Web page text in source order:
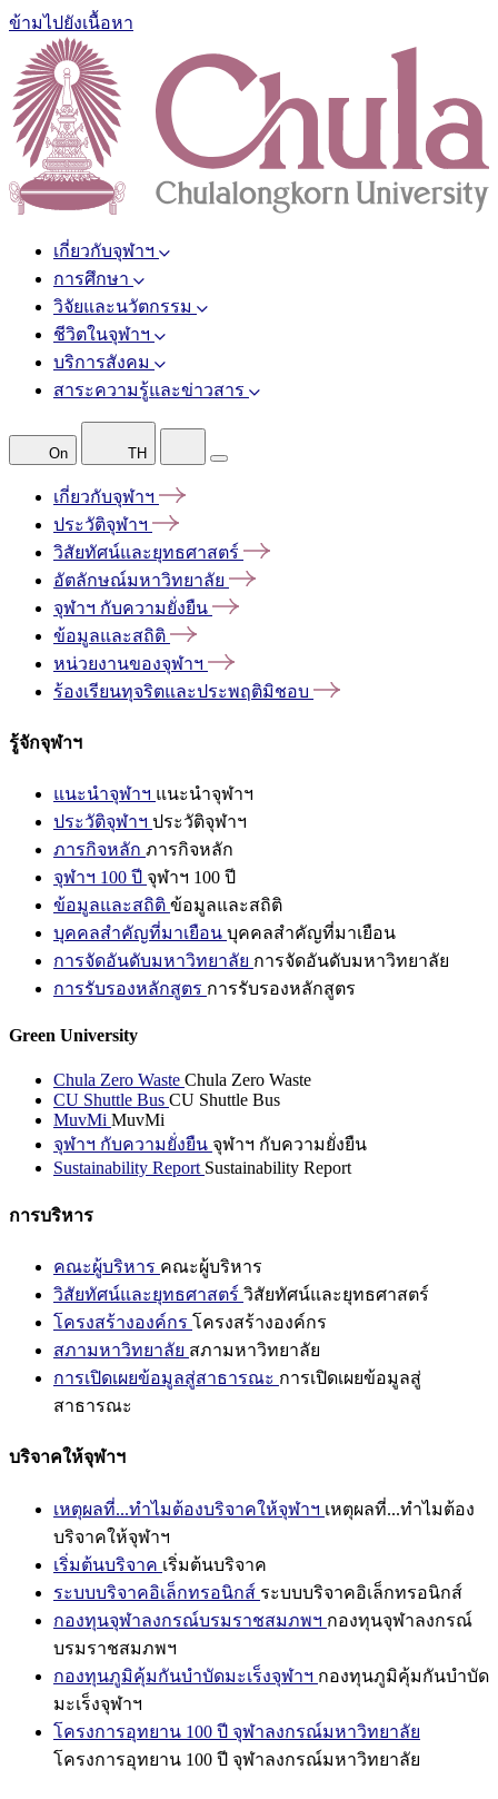
ข้ามไปยังเนื้อหา
เกี่ยวกับจุฬาฯ
การศึกษา
วิจัยและนวัตกรรม
ชีวิตในจุฬาฯ
บริการสังคม
สาระความรู้และข่าวสาร
On TH
เกี่ยวกับจุฬาฯ
ประวัติจุฬาฯ
วิสัยทัศน์และยุทธศาสตร์
อัตลักษณ์มหาวิทยาลัย
จุฬาฯ กับความยั่งยืน
ข้อมูลและสถิติ
หน่วยงานของจุฬาฯ
ร้องเรียนทุจริตและประพฤติมิชอบ
รู้จักจุฬาฯ
แนะนำจุฬาฯ แนะนำจุฬาฯ
ประวัติจุฬาฯ ประวัติจุฬาฯ
ภารกิจหลัก ภารกิจหลัก
จุฬาฯ 100 ปี จุฬาฯ 100 ปี
ข้อมูลและสถิติ ข้อมูลและสถิติ
บุคคลสำคัญที่มาเยือน บุคคลสำคัญที่มาเยือน
การจัดอันดับมหาวิทยาลัย การจัดอันดับมหาวิทยาลัย
การรับรองหลักสูตร การรับรองหลักสูตร
Green University
Chula Zero Waste Chula Zero Waste
CU Shuttle Bus CU Shuttle Bus
MuvMi MuvMi
จุฬาฯ กับความยั่งยืน จุฬาฯ กับความยั่งยืน
Sustainability Report Sustainability Report
การบริหาร
คณะผู้บริหาร คณะผู้บริหาร
วิสัยทัศน์และยุทธศาสตร์ วิสัยทัศน์และยุทธศาสตร์
โครงสร้างองค์กร โครงสร้างองค์กร
สภามหาวิทยาลัย สภามหาวิทยาลัย
การเปิดเผยข้อมูลสู่สาธารณะ การเปิดเผยข้อมูลสู่
สาธารณะ
บริจาคให้จุฬาฯ
เหตุผลที่...ทำไมต้องบริจาคให้จุฬาฯ เหตุผลที่...ทำไมต้อง
บริจาคให้จุฬาฯ
เริ่มต้นบริจาค เริ่มต้นบริจาค
ระบบบริจาคอิเล็กทรอนิกส์ ระบบบริจาคอิเล็กทรอนิกส์
กองทุนจุฬาลงกรณ์บรมราชสมภพฯ กองทุนจุฬาลงกรณ์
บรมราชสมภพฯ
กองทุนภูมิคุ้มกันบำบัดมะเร็งจุฬาฯ กองทุนภูมิคุ้มกันบำบัด
มะเร็งจุฬาฯ
โครงการอุทยาน 100 ปี จุฬาลงกรณ์มหาวิทยาลัย
โครงการอุทยาน 100 ปี จุฬาลงกรณ์มหาวิทยาลัย